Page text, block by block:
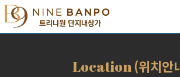
Location(위치안